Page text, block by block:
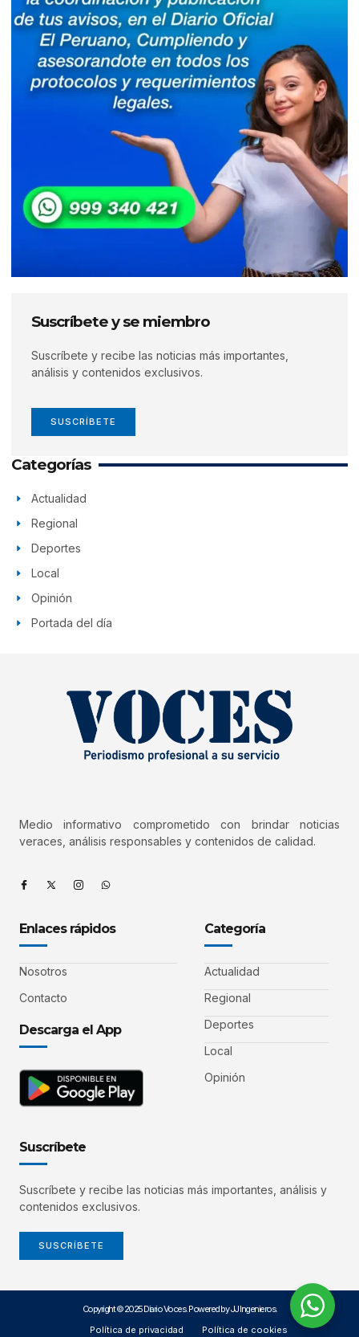
Suscríbete y se miembro
Suscríbete y recibe las noticias más importantes,
análisis y contenidos exclusivos.
SUSCRÍBETE
Categorías
Actualidad
Regional
Deportes
Local
Opinión
Portada del día
Medio informativo comprometido con brindar noticias
veraces, análisis responsables y contenidos de calidad.
Enlaces rápidos
Nosotros
Contacto
Descarga el App
Categoría
Actualidad
Regional
Deportes
Local
Opinión
Suscríbete
Suscríbete y recibe las noticias más importantes, análisis y
contenidos exclusivos.
SUSCRÍBETE
Copyright © 2025 Diario Voces. Powered by JJ Ingenieros.
Política de privacidad
Política de cookies